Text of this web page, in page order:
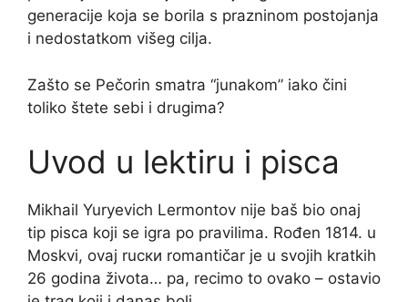
generacije koja se borila s prazninom postojanja
i nedostatkom višeg cilja.
Zašto se Pečorin smatra “junаkom” iako čini
toliko štete sebi i drugima?
Uvod u lektiru i pisca
Mikhail Yuryevich Lermontov nije baš bio onaj
tip pisca koji se igra po pravilima. Rođen 1814. u
Moskvi, ovaj ruски romantičar je u svojih kratkih
26 godina života… pa, recimo to ovako – ostavio